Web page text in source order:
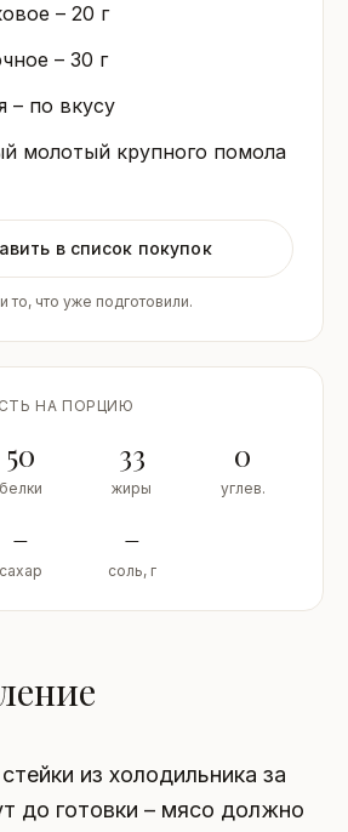
– 20 г
– 30 г
– по вкусу
молотый крупного помола
в список покупок
то, что уже подготовили.
НА ПОРЦИЮ
50
белки
33
жиры
0
углев.
–
сахар
–
соль, г
из холодильника за
до готовки – мясо должно